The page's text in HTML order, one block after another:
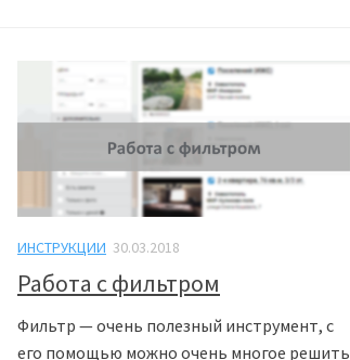
ИНСТРУКЦИИ 30.03.2018
Работа с фильтром
Фильтр — очень полезный инструмент, с
его помощью можно очень многое решить